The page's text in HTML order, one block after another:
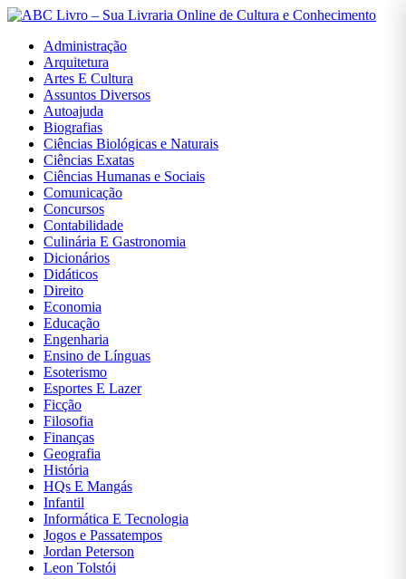
Administração
Arquitetura
Artes E Cultura
Assuntos Diversos
Autoajuda
Biografias
Ciências Biológicas e Naturais
Ciências Exatas
Ciências Humanas e Sociais
Comunicação
Concursos
Contabilidade
Culinária E Gastronomia
Dicionários
Didáticos
Direito
Economia
Educação
Engenharia
Ensino de Línguas
Esoterismo
Esportes E Lazer
Ficção
Filosofia
Finanças
Geografia
História
HQs E Mangás
Infantil
Informática E Tecnologia
Jogos e Passatempos
Jordan Peterson
Leon Tolstói
Entrar
Cadastrar
Início
Administração
Arquitetura
Assuntos
Diversos
Autoajuda
Biografias
Ciências
Biológicas
e Naturais
Ciências
Exatas